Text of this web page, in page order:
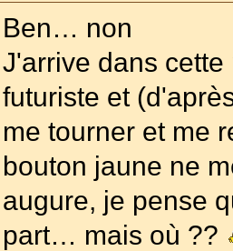
Ben… non
J'arrive dans
futuriste et
me tourner et me
bouton jaune ne
augure, je pense
part… mais où ??